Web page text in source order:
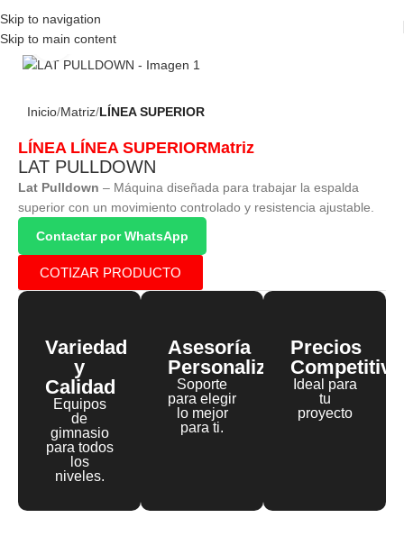
Skip to navigation
Skip to main content
Click to enlarge
Inicio Matriz LÍNEA SUPERIOR
LÍNEA LÍNEA SUPERIORMatriz
LAT PULLDOWN
Lat Pulldown – Máquina diseñada para trabajar la espalda
superior con un movimiento controlado y resistencia ajustable.
Contactar por WhatsApp
COTIZAR PRODUCTO
Variedad
y
Calidad
Equipos
de
gimnasio
para todos
los
niveles.
Asesoría
Personalizada
Soporte
para elegir
lo mejor
para ti.
Precios
Ideal para
tu
proyecto